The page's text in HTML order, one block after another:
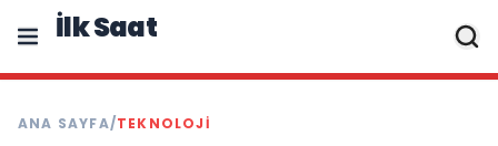
İlk Saat
ANA SAYFA/TEKNOLOJI